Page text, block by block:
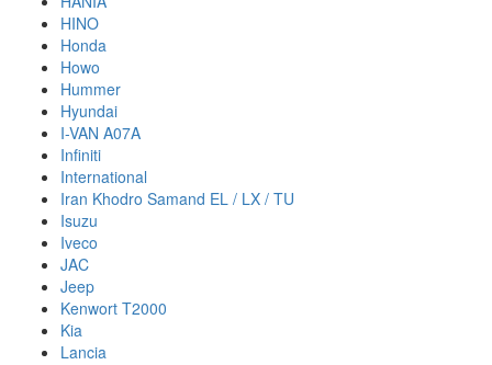
HINO
Honda
Howo
Hummer
Hyundai
I-VAN A07A
Infiniti
International
Iran Khodro Samand EL / LX / TU
Isuzu
Iveco
JAC
Jeep
Kenwort T2000
Kia
Lancia